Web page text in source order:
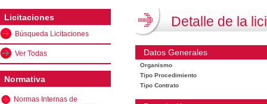
Licitaciones
Búsqueda Licitaciones
Ver Todas
Normativa
Normas Internas de
Detalle de la
Datos Generales
Organismo
Tipo Procedimiento
Tipo Contrato